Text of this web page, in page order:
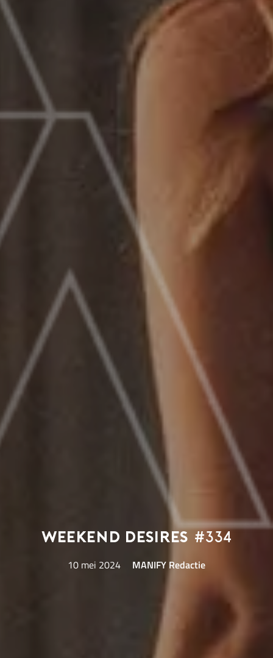
Weekend Desires #334
10 mei 2024 MANIFY Redactie